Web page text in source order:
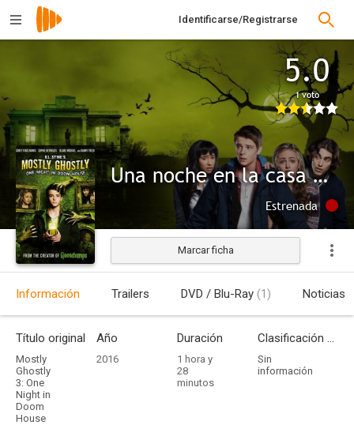
Identificarse/Registrarse
5.0
1 voto
Una noche en la casa maldita
Estrenada
Marcar ficha
Información Trailers DVD / Blu-Ray (1) Noticias
Título original
Mostly
Ghostly
3: One
Night in
Doom
House
Año
2016
Duración
1 hora y
28
minutos
Clasificación por edades
Sin
información